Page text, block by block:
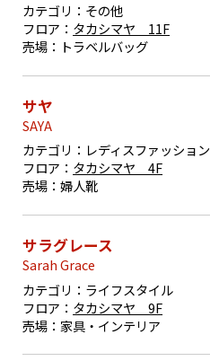
カテゴリ： その他
フロア： タカシマヤ 11F
売場： トラベルバッグ
サヤ
SAYA
カテゴリ： レディスファッション
フロア： タカシマヤ 4F
売場：婦人靴
サラグレース
Sarah Grace
カテゴリ： ライフスタイル
フロア： タカシマヤ 9F
売場： 家具・インテリア